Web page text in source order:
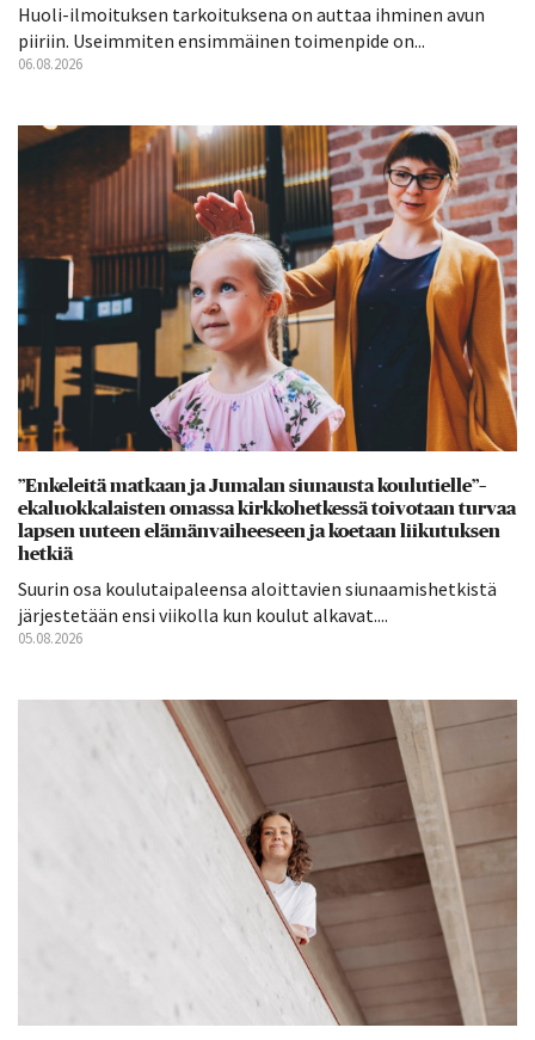
Huoli-ilmoituksen tarkoituksena on auttaa ihminen avun
piiriin. Useimmiten ensimmäinen toimenpide on...
06.08.2026
”Enkeleitä matkaan ja Jumalan siunausta koulutielle”–
ekaluokkalaisten omassa kirkkohetkessä toivotaan turvaa
lapsen uuteen elämänvaiheeseen ja koetaan liikutuksen
hetkiä
Suurin osa koulutaipaleensa aloittavien siunaamishetkistä
järjestetään ensi viikolla kun koulut alkavat....
05.08.2026